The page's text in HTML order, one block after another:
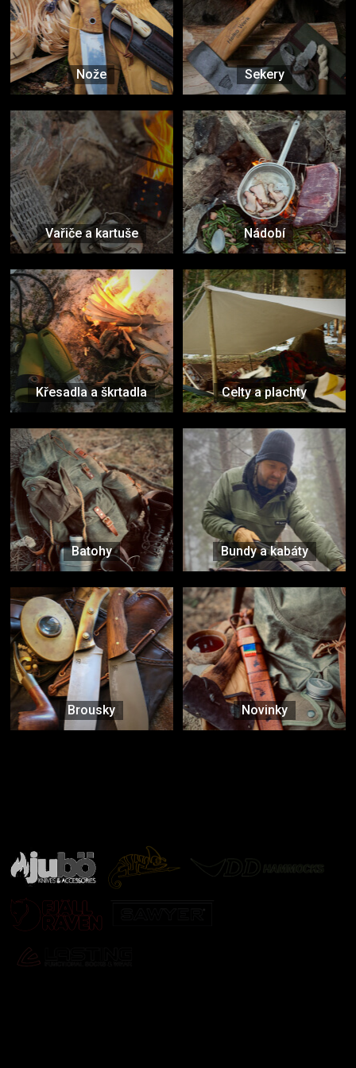
Nože Sekery
Vařiče a kartuše Nádobí
Křesadla a škrtadla Celty a plachty
Batohy Bundy a kabáty
Brousky Novinky